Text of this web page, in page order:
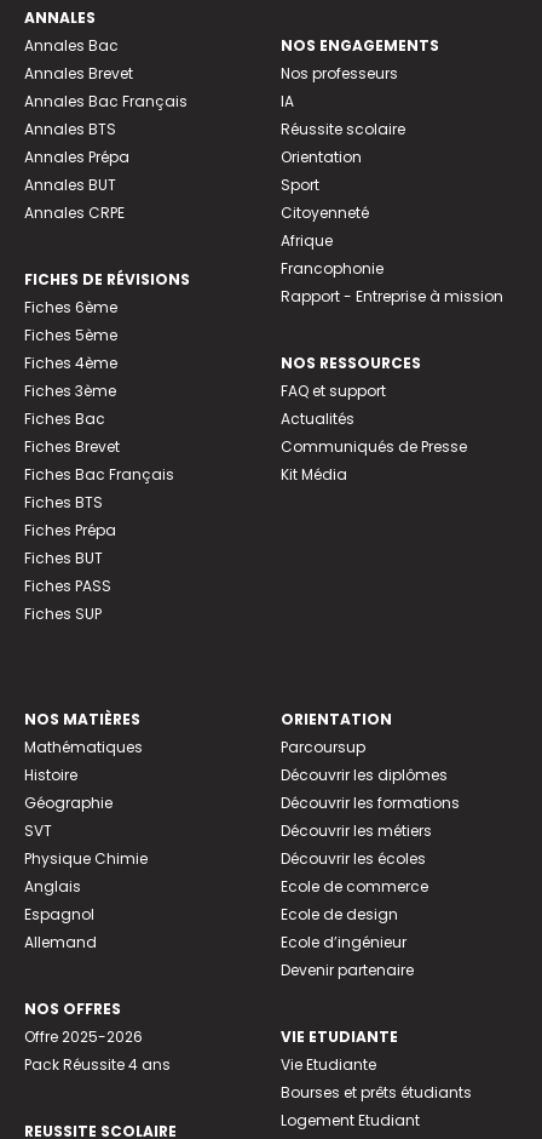
ANNALES
Annales Bac
Annales Brevet
Annales Bac Français
Annales BTS
Annales Prépa
Annales BUT
Annales CRPE
FICHES DE RÉVISIONS
Fiches 6ème
Fiches 5ème
Fiches 4ème
Fiches 3ème
Fiches Bac
Fiches Brevet
Fiches Bac Français
Fiches BTS
Fiches Prépa
Fiches BUT
Fiches PASS
Fiches SUP
NOS ENGAGEMENTS
Nos professeurs
IA
Réussite scolaire
Orientation
Sport
Citoyenneté
Afrique
Francophonie
Rapport - Entreprise à mission
NOS RESSOURCES
FAQ et support
Actualités
Communiqués de Presse
Kit Média
NOS MATIÈRES
Mathématiques
Histoire
Géographie
SVT
Physique Chimie
Anglais
Espagnol
Allemand
NOS OFFRES
Offre 2025-2026
Pack Réussite 4 ans
REUSSITE SCOLAIRE
ORIENTATION
Parcoursup
Découvrir les diplômes
Découvrir les formations
Découvrir les métiers
Découvrir les écoles
Ecole de commerce
Ecole de design
Ecole d’ingénieur
Devenir partenaire
VIE ETUDIANTE
Vie Etudiante
Bourses et prêts étudiants
Logement Etudiant